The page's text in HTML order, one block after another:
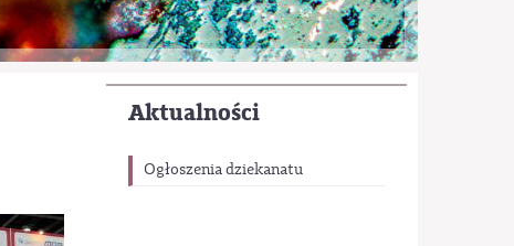
Aktualności
Ogłoszenia dziekanatu